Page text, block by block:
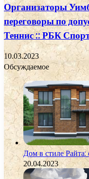
Организаторы
переговоры по
Теннис :: РБК
10.03.2023
Обсуждаемое
Дом в стиле Райта:
20.04.2023